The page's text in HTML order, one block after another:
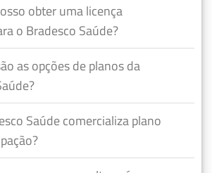
obter uma licença
o Bradesco Saúde?
as opções de planos da
Saúde comercializa plano